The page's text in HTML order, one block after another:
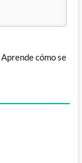
Aprende cómo se